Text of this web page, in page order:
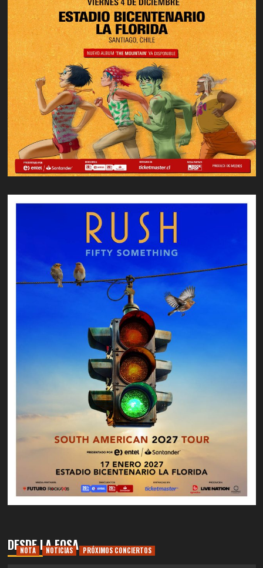
DESDE LA FOSA
NOTA NOTICIAS PRÓXIMOS CONCIERTOS